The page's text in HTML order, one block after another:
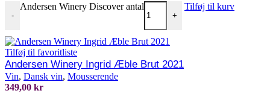
-
Andersen Winery Discover antal
+
Tilføj til kurv
Tilføj til favoritliste
Andersen Winery Ingrid Æble Brut 2021
Vin, Dansk vin, Mousserende
349,00 kr